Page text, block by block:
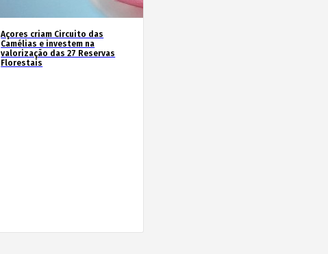
Açores criam Circuito das
Camélias e investem na
valorização das 27 Reservas
Florestais